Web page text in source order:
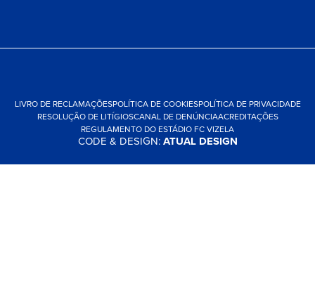
LIVRO DE RECLAMAÇÕESPOLÍTICA DE COOKIESPOLÍTICA DE PRIVACIDADE
RESOLUÇÃO DE LITÍGIOSCANAL DE DENÚNCIAACREDITAÇÕES
REGULAMENTO DO ESTÁDIO FC VIZELA
CODE & DESIGN:ATUAL DESIGN